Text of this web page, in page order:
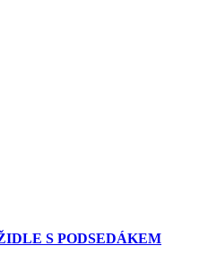
S PODSEDÁKEM